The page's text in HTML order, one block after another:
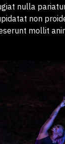
nulla
non
mollit